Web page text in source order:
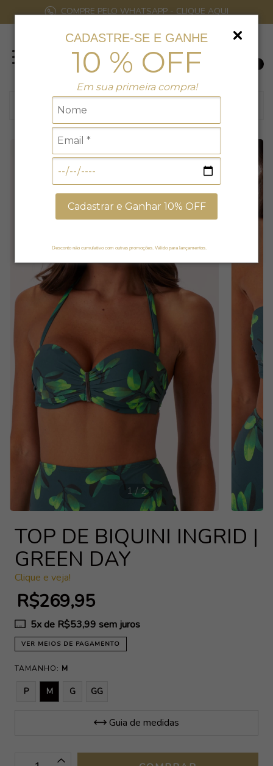
CADASTRE-SE E GANHE
10 % OFF
Em sua primeira compra!
Cadastrar e Ganhar 10% OFF
Desconto não cumulativo com outras promoções. Válido para lançamentos.
COMPRE PELO WHATSAPP - CLIQUE AQUI
1/2
TOP DE BIQUINI INGRID |
GREEN DAY
Clique e veja!
R$269,95
5x de R$53,99 sem juros
VER MEIOS DE PAGAMENTO
TAMANHO: M
P M G GG
Guia de medidas